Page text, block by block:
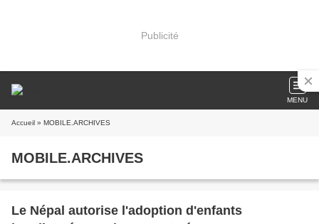
Publicité
MENU
Accueil » MOBILE.ARCHIVES
MOBILE.ARCHIVES
Le Népal autorise l'adoption d'enfants